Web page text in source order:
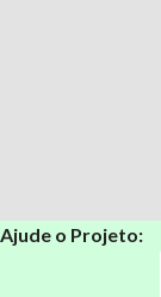
Ajude o Projeto: